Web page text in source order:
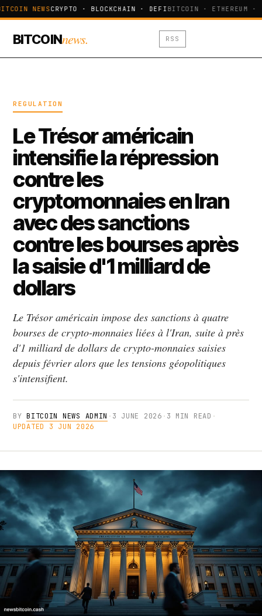
NEWSCRYPTO · BLOCKCHAIN · DEFIBITCOIN · ETHEREUM ·
BITCOINnews. RSS
REGULATION
Le Trésor américain
intensifie la répression
contre les
cryptomonnaies en Iran
avec des sanctions
contre les bourses après
la saisie d'1 milliard de
dollars
Le Trésor américain impose des sanctions à quatre
bourses de crypto-monnaies liées à l'Iran, suite à près
d'1 milliard de dollars de crypto-monnaies saisies
depuis février alors que les tensions géopolitiques
s'intensifient.
BYBITCOIN NEWS ADMIN · 3 JUNE 2026 · 3 MIN READ ·
UPDATED 3 JUN 2026